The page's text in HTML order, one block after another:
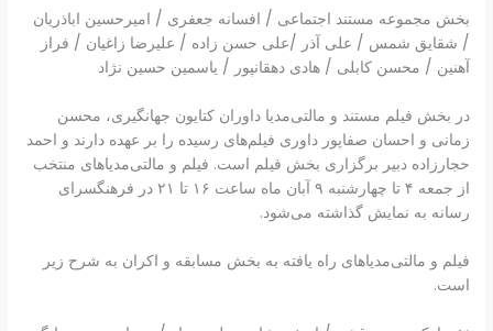
بخش مجموعه مستند اجتماعی / افسانه جعفری / امیرحسین اباذریان
/ شقایق شمس / علی آذر /علی حسن زاده / علیرضا زاغیان / فراز
آهنین / محسن کابلی / هادی دهقانپور / یاسمین حسین نژاد
در بخش فیلم مستند و مالتی‌مدیا داوران کتایون جهانگیری، محسن
زمانی و احسان صفاپور داوری فیلم‌های رسیده را بر عهده دارند و احمد
حجارزاده دبیر برگزاری بخش فیلم است. فیلم و مالتی‌مدیاهای منتخب
از جمعه ۴ تا چهارشنبه ۹ آبان ماه ساعت ۱۶ تا ۲۱ در فرهنگسرای
رسانه به نمایش گذاشته می‌شود.
فیلم و مالتی‌مدیاهای راه یافته به بخش مسابقه و اکران به شرح زیر
است.